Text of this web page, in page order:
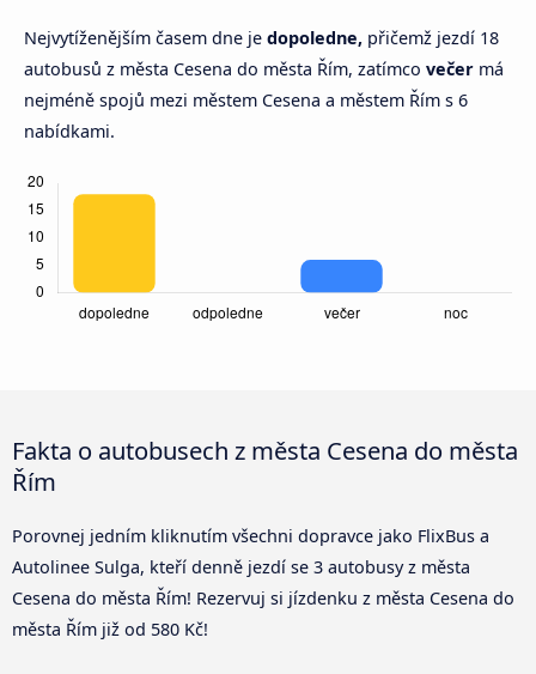
Nejvytíženějším časem dne je dopoledne, přičemž jezdí 18
autobusů z města Cesena do města Řím, zatímco večer má
nejméně spojů mezi městem Cesena a městem Řím s 6
nabídkami.
Fakta o autobusech z města Cesena do města
Řím
Porovnej jedním kliknutím všechni dopravce jako FlixBus a
Autolinee Sulga, kteří denně jezdí se 3 autobusy z města
Cesena do města Řím! Rezervuj si jízdenku z města Cesena do
města Řím již od 580 Kč!